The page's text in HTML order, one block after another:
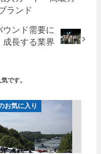
ランド
ンド需要に
成長する業界
です。
お気に入り